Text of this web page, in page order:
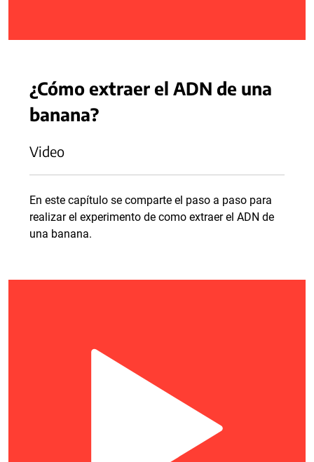
¿Cómo extraer el ADN de una
banana?
Video
En este capítulo se comparte el paso a paso para
realizar el experimento de como extraer el ADN de
una banana.